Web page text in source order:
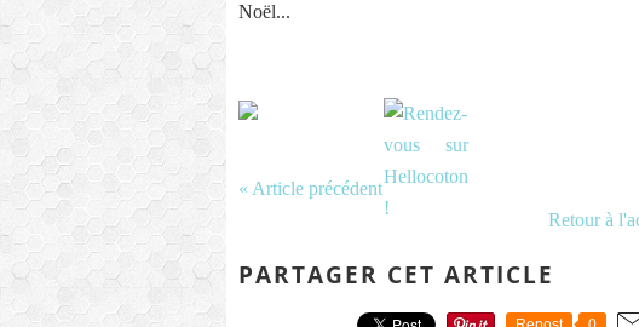
Noël...
« Article précédent
Retour à
PARTAGER CET ARTICLE